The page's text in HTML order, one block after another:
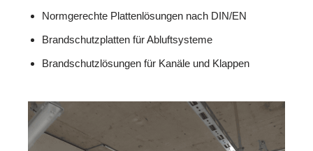
Normgerechte Plattenlösungen nach DIN/EN
Brandschutzplatten für Abluftsysteme
Brandschutzlösungen für Kanäle und Klappen